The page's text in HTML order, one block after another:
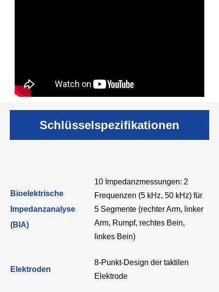
Schlüsselspezifikationen
Bioelektrische
Impedanzanalyse
(BIA)
10 Impedanzmessungen: 2
Frequenzen (5 kHz, 50 kHz) für
5 Segmente (rechter Arm, linker
Arm, Rumpf, rechtes Bein,
linkes Bein)
Elektroden
8-Punkt-Design der taktilen
Elektrode